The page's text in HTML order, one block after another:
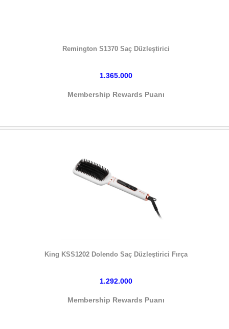
Remington S1370 Saç Düzleştirici
1.365.000
Membership Rewards Puanı
King KSS1202 Dolendo Saç Düzleştirici Fırça
1.292.000
Membership Rewards Puanı